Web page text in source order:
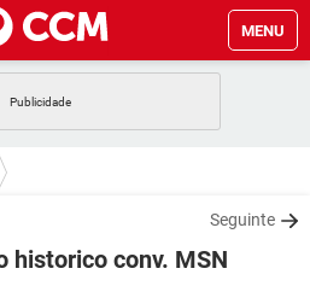
MENU
GMAIL
WHATSAPP
Seguinte
historico conv. MSN